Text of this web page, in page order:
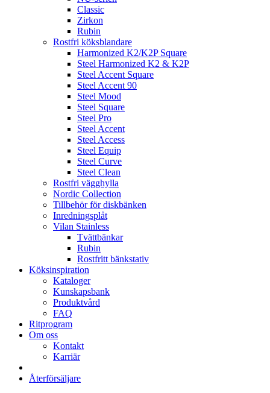
Classic
Zirkon
Rubin
Rostfri köksblandare
Harmonized K2/K2P Square
Steel Harmonized K2 & K2P
Steel Accent Square
Steel Accent 90
Steel Mood
Steel Square
Steel Pro
Steel Accent
Steel Access
Steel Equip
Steel Curve
Steel Clean
Rostfri vägghylla
Nordic Collection
Tillbehör för diskbänken
Inredningsplåt
Vilan Stainless
Tvättbänkar
Rubin
Rostfritt bänkstativ
Köksinspiration
Kataloger
Kunskapsbank
Produktvård
FAQ
Ritprogram
Om oss
Kontakt
Karriär
Återförsäljare